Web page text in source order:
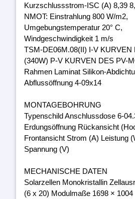
Kurzschlussstrom-ISC (A) 8,39
NMOT: Einstrahlung 800 W/m2,
Umgebungstemperatur 20° C,
Windgeschwindigkeit 1 m/s
TSM-DE06M.08(II) I-V KURVEN
(340W) P-V KURVEN DES PV-
Rahmen Laminat Silikon-
Abflussöffnung 4-09x14
MONTAGEBOHRUNG
Typenschild Anschlussdose 6-
Erdungsöffnung Rückansicht
Frontansicht Strom (A) Leistung
Spannung (V)
MECHANISCHE DATEN
Solarzellen Monokristallin
(6 x 20) Modulmaße 1698 ×